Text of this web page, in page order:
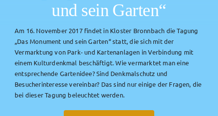
und sein Garten“
Am 16. November 2017 findet in Kloster Bronnbach die Tagung
„Das Monument und sein Garten“ statt, die sich mit der
Vermarktung von Park- und Kartenanlagen in Verbindung mit
einem Kulturdenkmal beschäftigt. Wie vermarktet man eine
entsprechende Gartenidee? Sind Denkmalschutz und
Besucherinteresse vereinbar? Das sind nur einige der Fragen, die
bei dieser Tagung beleuchtet werden.